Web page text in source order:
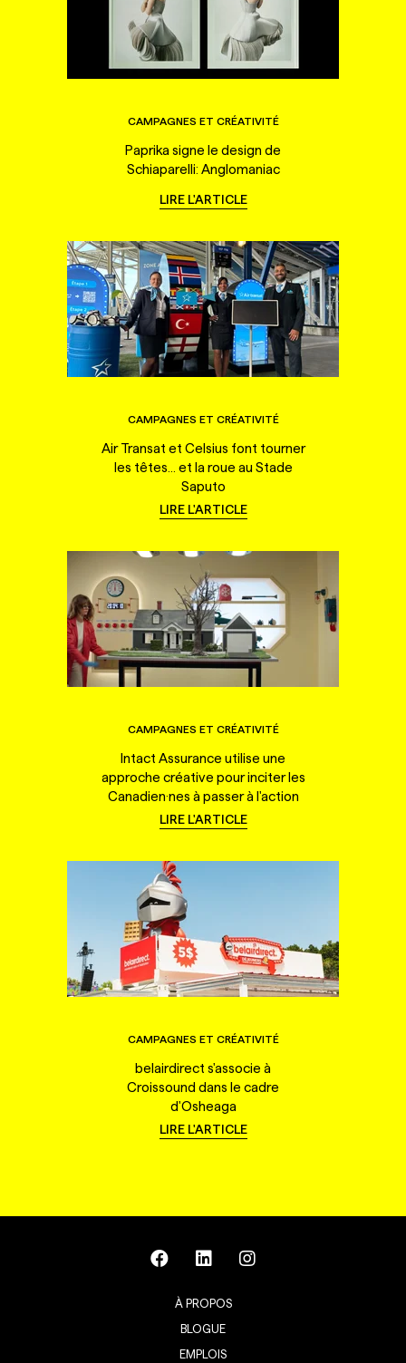
CAMPAGNES ET CRÉATIVITÉ
Paprika signe le design de
Schiaparelli: Anglomaniac
LIRE L'ARTICLE
CAMPAGNES ET CRÉATIVITÉ
Air Transat et Celsius font tourner
les têtes... et la roue au Stade
Saputo
LIRE L'ARTICLE
CAMPAGNES ET CRÉATIVITÉ
Intact Assurance utilise une
approche créative pour inciter les
Canadien·nes à passer à l'action
LIRE L'ARTICLE
CAMPAGNES ET CRÉATIVITÉ
belairdirect s'associe à
Croissound dans le cadre
d'Osheaga
LIRE L'ARTICLE
À PROPOS
BLOGUE
EMPLOIS